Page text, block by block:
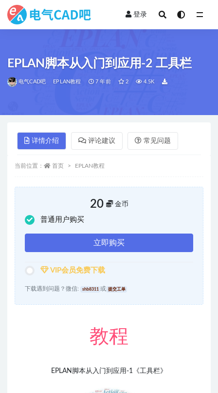
登录
EPLAN脚本从入门到应用-2 工具栏
电气CAD吧 EPLAN教程 7 年前 2 4.5K
详情介绍 评论建议 常见问题
当前位置： 首页 EPLAN教程
20 金币
普通用户购买
立即购买
VIP会员免费下载
下载遇到问题？微信: shb8311 或 提交工单
教程
EPLAN脚本从入门到应用-1 《工具栏》